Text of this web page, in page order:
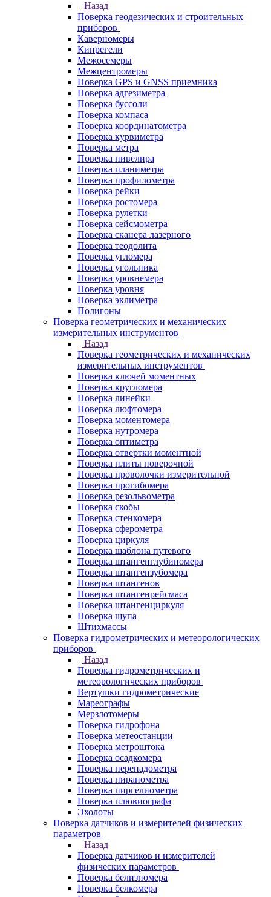
Назад
Поверка геодезических и строительных
приборов
Каверномеры
Кипрегели
Межосемеры
Межцентромеры
Поверка GPS и GNSS приемника
Поверка адгезиметра
Поверка буссоли
Поверка компаса
Поверка координатометра
Поверка курвиметра
Поверка метра
Поверка нивелира
Поверка планиметра
Поверка профилометра
Поверка рейки
Поверка ростомера
Поверка рулетки
Поверка сейсмометра
Поверка сканера лазерного
Поверка теодолита
Поверка угломера
Поверка угольника
Поверка уровнемера
Поверка уровня
Поверка эклиметра
Полигоны
Поверка геометрических и механических
измерительных инструментов
Назад
Поверка геометрических и механических
измерительных инструментов
Поверка ключей моментных
Поверка кругломера
Поверка линейки
Поверка люфтомера
Поверка моментомера
Поверка нутромера
Поверка оптиметра
Поверка отвертки моментной
Поверка плиты поверочной
Поверка проволочки измерительной
Поверка прогибомера
Поверка резольвометра
Поверка скобы
Поверка стенкомера
Поверка сферометра
Поверка циркуля
Поверка шаблона путевого
Поверка штангенглубиномера
Поверка штангензубомера
Поверка штангенов
Поверка штангенрейсмаса
Поверка штангенциркуля
Поверка щупа
Штихмассы
Поверка гидрометрических и метеорологических
приборов
Назад
Поверка гидрометрических и
метеорологических приборов
Вертушки гидрометрические
Мареографы
Мерзлотомеры
Поверка гидрофона
Поверка метеостанции
Поверка метроштока
Поверка осадкомера
Поверка перепадометра
Поверка пиранометра
Поверка пиргелиометра
Поверка плювиографа
Эхолоты
Поверка датчиков и измерителей физических
параметров
Назад
Поверка датчиков и измерителей
физических параметров
Поверка белизномера
Поверка белкомера